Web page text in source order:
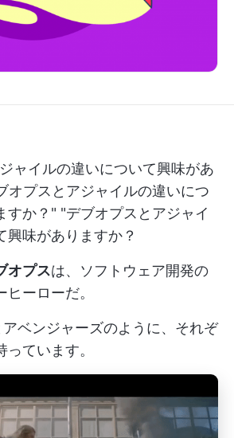
ャイルの違いについて興味があ
オプスとアジャイルの違いにつ
すか？" "デブオプスとアジャイ
興味がありますか？
オプスは、ソフトウェア開発の
ーローだ。
アベンジャーズのように、それぞ
ています。